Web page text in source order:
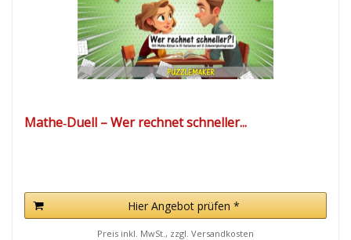
Mathe‑Duell – Wer rechnet schneller...
Hier Angebot prüfen *
Preis inkl. MwSt., zzgl. Versandkosten